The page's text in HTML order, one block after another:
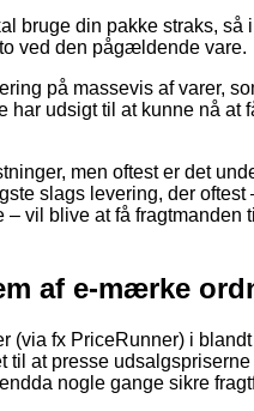
din pakke straks, så
ved den pågældende vare.
på massevis af varer,
udsigt til at kunne nå at
men oftest er det
slags levering, der oftest
vil blive at få fragtmanden
af e-mærke
(via fx PriceRunner) i
at presse
nogle gange sikre